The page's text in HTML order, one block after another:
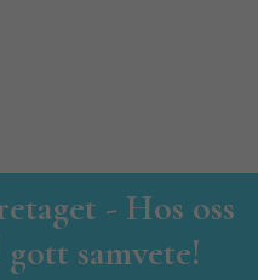
- Hos oss
samvete!